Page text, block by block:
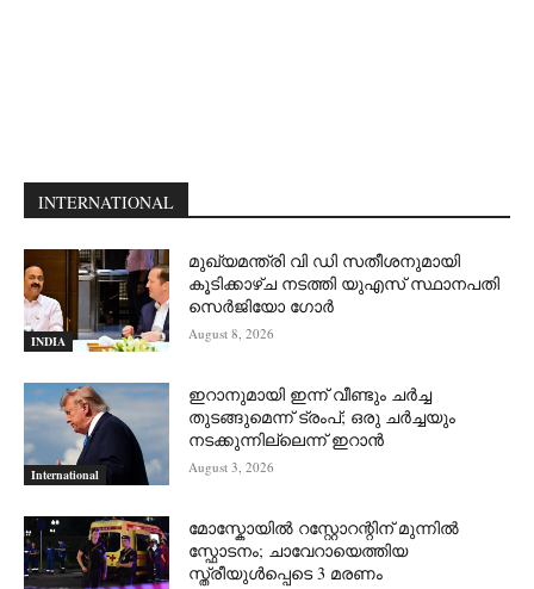
INTERNATIONAL
INDIA
മുഖ്യമന്ത്രി വി ഡി സതീശനുമായി
കൂടിക്കാഴ്ച നടത്തി യുഎസ് സ്ഥാനപതി
സെര്‍ജിയോ ഗോര്‍
August 8, 2026
International
ഇറാനുമായി ഇന്ന് വീണ്ടും ചര്‍ച്ച
തുടങ്ങുമെന്ന് ട്രംപ്; ഒരു ചര്‍ച്ചയും
നടക്കുന്നില്ലെന്ന് ഇറാന്‍
August 3, 2026
മോസ്കോയിൽ റസ്റ്റോറന്റിന് മുന്നിൽ
സ്ഫോടനം; ചാവേറായെത്തിയ
സ്ത്രീയുൾപ്പെടെ 3 മരണം